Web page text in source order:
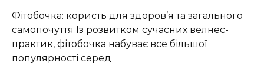
Фітобочка: користь для здоров’я та загального
самопочуття Із розвитком сучасних велнес-
практик, фітобочка набуває все більшої
популярності серед